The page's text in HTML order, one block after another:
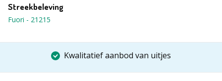
Streekbeleving
Fuori - 21215
Kwalitatief aanbod van uitjes